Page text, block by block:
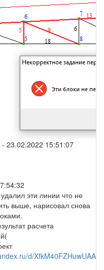
- 23.02.2022 15:51:07
эти линии что не
выше, нарисовал снова
расчета
d/XfkM40FZHuwUAA